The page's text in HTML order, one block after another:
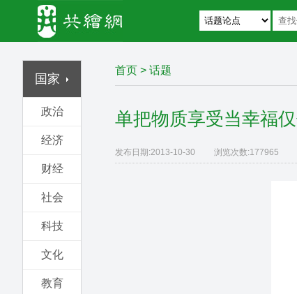
国家
政治
经济
财经
社会
科技
文化
教育
首页 >话题
单把物质享受当幸福
发布日期:2013-10-30 浏览次数:177965